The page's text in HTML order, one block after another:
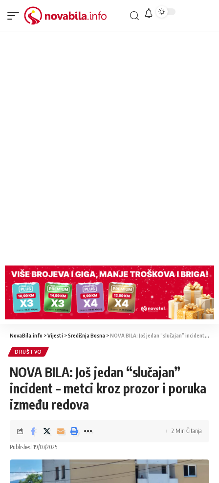
NovaBila.info >Vijesti >Središnja Bosna >NOVA BILA: Još jedan “slučajan” incident – metci kroz prozor i poruka između redova
DRUŠTVO
NOVA BILA: Još jedan “slučajan”
incident – metci kroz prozor i poruka
između redova
Published 19/07/2025
2 Min Čitanja